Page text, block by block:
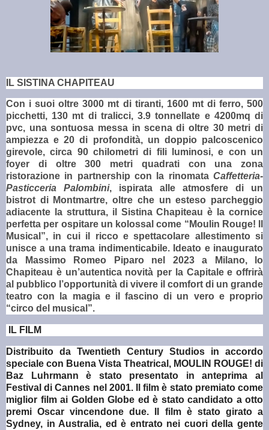
IL SISTINA CHAPITEAU
Con i suoi oltre 3000 mt di tiranti, 1600 mt di ferro, 500
picchetti, 130 mt di tralicci, 3.9 tonnellate e 4200mq di
pvc, una sontuosa messa in scena di oltre 30 metri di
ampiezza e 20 di profondità, un doppio palcoscenico
girevole, circa 90 chilometri di fili luminosi, e con un
foyer di oltre 300 metri quadrati
con una zona
ristorazione in partnership con la rinomata Caffetteria-
Pasticceria Palombini, ispirata alle atmosfere di un
bistrot di Montmartre, oltre che un esteso parcheggio
adiacente la struttura, il Sistina Chapiteau è la cornice
perfetta per ospitare un kolossal come “Moulin Rouge! Il
Musical”, in cui il ricco e spettacolare allestimento si
unisce a una trama indimenticabile. Ideato e inaugurato
da Massimo Romeo Piparo nel 2023 a Milano, lo
Chapiteau è un’autentica novità per la Capitale e offrirà
al pubblico l’opportunità di vivere il comfort di un grande
teatro con la magia e il fascino di un vero e proprio
“circo del musical”.
IL FILM
Distribuito da Twentieth Century Studios in accordo
speciale con Buena Vista Theatrical, MOULIN ROUGE! di
Baz Luhrmann è stato presentato in anteprima al
Festival di Cannes nel 2001. Il film è stato premiato come
miglior film ai Golden Globe ed è stato candidato a otto
premi Oscar vincendone due. Il film è stato girato a
Sydney, in Australia, ed è entrato nei cuori della gente